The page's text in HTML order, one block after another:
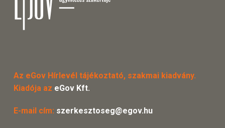
Az eGov Hírlevél tájékoztató, szakmai kiadvány.
Kiadója az eGov Kft.
E-mail cím: szerkesztoseg@egov.hu